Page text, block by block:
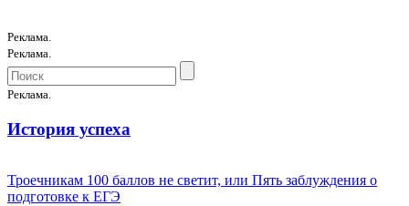
Реклама.
Реклама.
Реклама.
История успеха
Троечникам 100 баллов не светит, или Пять заблуждения о
подготовке к ЕГЭ